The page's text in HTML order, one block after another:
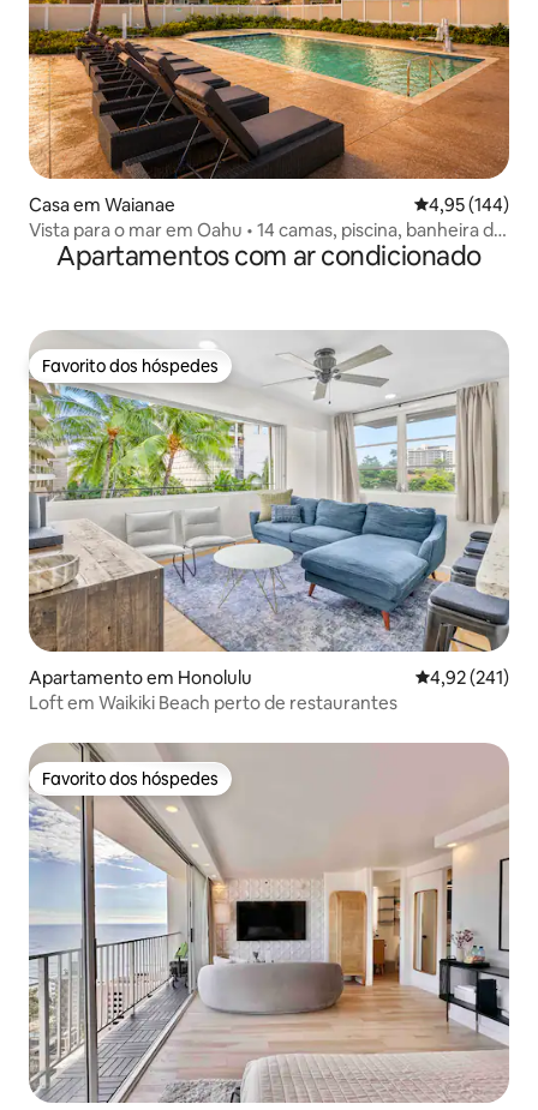
Casa em Waianae Classificação
4,95 (144)
Vista para o mar em Oahu • 14 camas, piscina, banheira de
hidromassagem, praia!
Apartamentos com ar condicionado
Favorito dos hóspedes
Favorito dos hóspedes
Apartamento em Honolulu Classificação
4,92 (241)
Loft em Waikiki Beach perto de restaurantes
Favorito dos hóspedes
Favorito dos hóspedes